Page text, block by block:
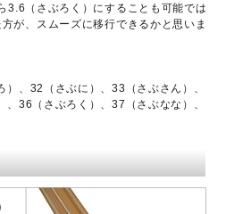
3.6（さぶろく）にすることも可能では
が、スムーズに移行できるかと思いま
、32（さぶに）、33（さぶさん）、
36（さぶろく）、37（さぶなな）、